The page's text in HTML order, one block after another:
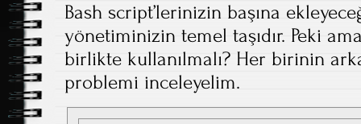
Bash script’lerinizin başına
yönetiminizin temel taşıdır. Peki
birlikte kullanılmalı? Her birinin
problemi inceleyelim.